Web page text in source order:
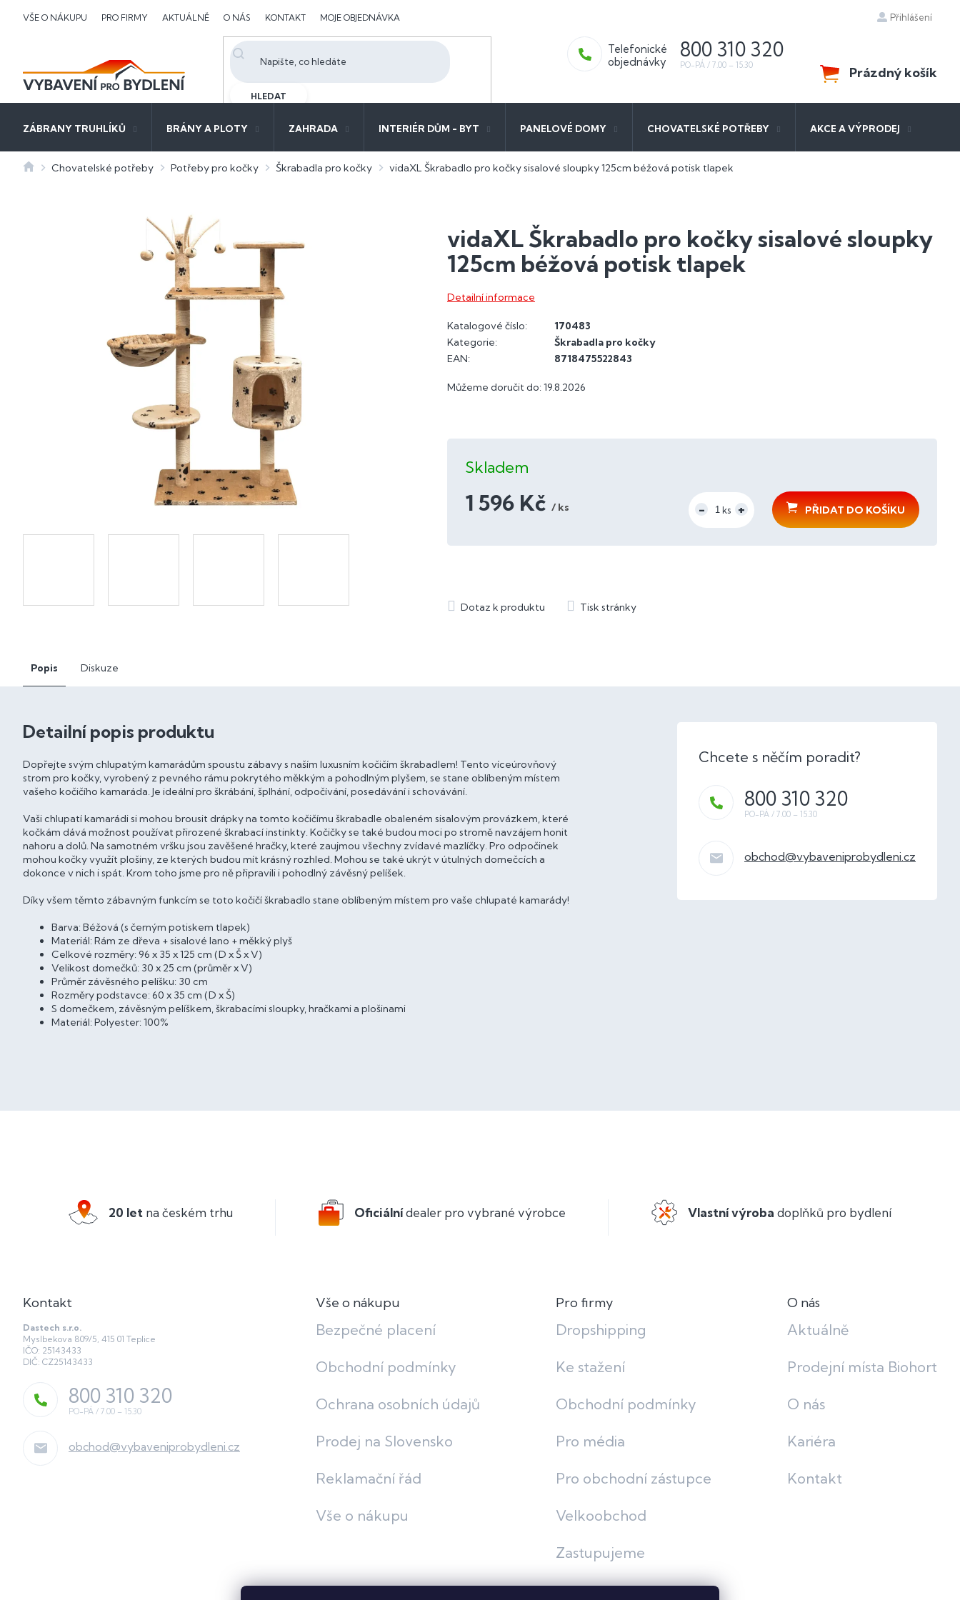
VŠE O NÁKUPU PRO FIRMY AKTUÁLNĚ O NÁS KONTAKT MOJE OBJEDNÁVKA Přihlášení
HLEDAT
800 310 320
NÁKUPNÍ
KOŠÍK
Prázdný košík
ZÁBRANY TRUHLÍKŮ BRÁNY A PLOTY ZAHRADA INTERIÉR DŮM - BYT PANELOVÉ DOMY CHOVATELSKÉ POTŘEBY AKCE A VÝPRODEJ
DomůChovatelské potřeby Potřeby pro kočky Škrabadla pro kočky vidaXL Škrabadlo pro kočky sisalové sloupky 125cm béžová potisk tlapek
vidaXL Škrabadlo pro kočky sisalové sloupky
125cm béžová potisk tlapek
Můžeme doručit do: 19.8.2026
Skladem
1 596 Kč / ks
PŘIDAT DO KOŠÍKU
Detailní informace
Katalogové číslo:
170483
Kategorie:
Škrabadla pro kočky
EAN: 8718475522843
Popis Diskuze
Detailní popis produktu
Dopřejte svým chlupatým kamarádům spoustu zábavy s naším luxusním kočičím škrabadlem! Tento víceúrovňový
strom pro kočky, vyrobený z pevného rámu pokrytého měkkým a pohodlným plyšem, se stane oblíbeným místem
vašeho kočičího kamaráda. Je ideální pro škrábání, šplhání, odpočívání, posedávání i schovávání.
Vaši chlupatí kamarádi si mohou brousit drápky na tomto kočičímu škrabadle obaleném sisalovým provázkem, které
kočkám dává možnost používat přirozené škrabací instinkty. Kočičky se také budou moci po stromě navzájem honit
nahoru a dolů. Na samotném vršku jsou zavěšené hračky, které zaujmou všechny zvídavé mazlíčky. Pro odpočinek
mohou kočky využít plošiny, ze kterých budou mít krásný rozhled. Mohou se také ukrýt v útulných domečcích a
dokonce v nich i spát. Krom toho jsme pro ně připravili i pohodlný závěsný pelíšek.
Díky všem těmto zábavným funkcím se toto kočičí škrabadlo stane oblíbeným místem pro vaše chlupaté kamarády!
Barva: Béžová (s černým potiskem tlapek)
Materiál: Rám ze dřeva + sisalové lano + měkký plyš
Celkové rozměry: 96 x 35 x 125 cm (D x Š x V)
Velikost domečků: 30 x 25 cm (průměr x V)
Průměr závěsného pelíšku: 30 cm
Rozměry podstavce: 60 x 35 cm (D x Š)
S domečkem, závěsným pelíškem, škrabacími sloupky, hračkami a plošinami
Materiál: Polyester: 100%
obchod@vybaveniprobydleni.cz
800 310 320
20 let na českém trhu Oficiálnídealer pro vybrané výrobce Vlastní výroba doplňků pro bydlení
Kontakt
Dastech s.r.o.
Myslbekova 809/5, 415 01 Teplice
IČO: 25143433
DIČ: CZ25143433
obchod@vybaveniprobydleni.cz
800 310 320
Vše o nákupu
Bezpečné placení
Obchodní podmínky
Ochrana osobních údajů
Prodej na Slovensko
Reklamační řád
Vše o nákupu
Pro firmy
Dropshipping
Ke stažení
Obchodní podmínky
Pro média
Pro obchodní zástupce
Velkoobchod
Zastupujeme
O nás
Aktuálně
Prodejní místa Biohort
O nás
Kariéra
Kontakt